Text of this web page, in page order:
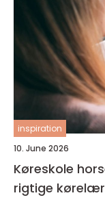
inspiration
10. June 2026
Køreskole horsens sådan
rigtige